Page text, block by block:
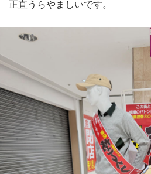
正直うらやましいです。